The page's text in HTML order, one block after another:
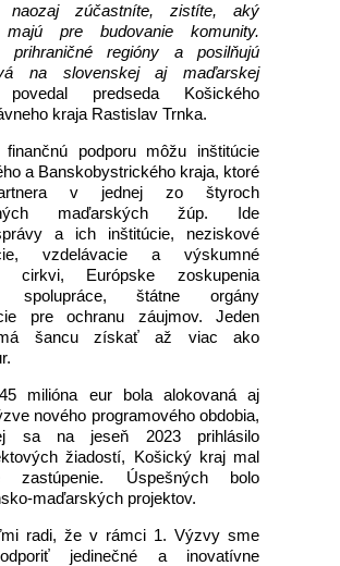
zúčastníte, zistíte, aký
pre budovanie komunity.
prihraničné regióny a posilňujú
na slovenskej aj maďarskej
povedal predseda Košického
kraja Rastislav Trnka.
podporu môžu inštitúcie
a Banskobystrického kraja, ktoré
v jednej zo štyroch
maďarských žúp. Ide
a ich inštitúcie, neziskové
vzdelávacie a výskumné
cirkvi, Európske zoskupenia
spolupráce, štátne orgány
pre ochranu záujmov. Jeden
šancu získať až viac ako
milióna eur bola alokovaná aj
nového programového obdobia,
sa na jeseň 2023 prihlásilo
žiadostí, Košický kraj mal
zastúpenie. Úspešných bolo
maďarských projektov.
radi, že v rámci 1. Výzvy sme
jedinečné a inovatívne